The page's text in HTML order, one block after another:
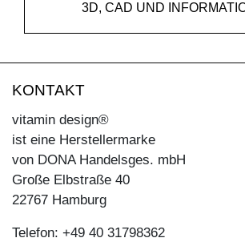
3D, CAD UND
KONTAKT
vitamin design®
ist eine Herstellermarke
von DONA Handelsges. mbH
Große Elbstraße 40
22767 Hamburg
Telefon: +49 40 31798362